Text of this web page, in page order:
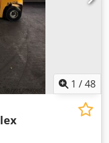
1 /48